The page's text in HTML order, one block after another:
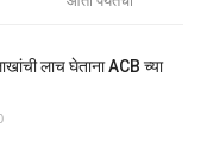
लाच घेताना ACB च्या